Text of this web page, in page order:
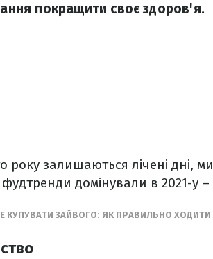
покращити своє здоров'я.
року залишаються лічені дні,
домінували в 2021-у –
КУПУВАТИ ЗАЙВОГО: ЯК ПРАВИЛЬНО